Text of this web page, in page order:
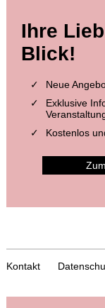
Ihre
Blick!
Neue
Exklusive
Kostenlos
Kontakt